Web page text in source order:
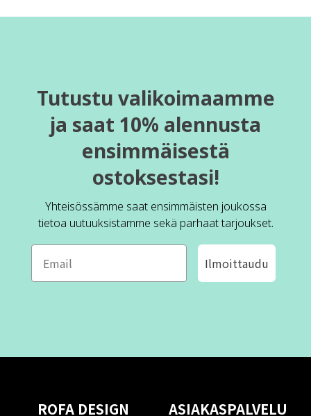
Tutustu valikoimaamme
ja saat 10% alennusta
ensimmäisestä
ostoksestasi!
Yhteisössämme saat ensimmäisten joukossa
tietoa uutuuksistamme sekä parhaat tarjoukset.
Ilmoittaudu
ROFA DESIGN ASIAKASPALVELU